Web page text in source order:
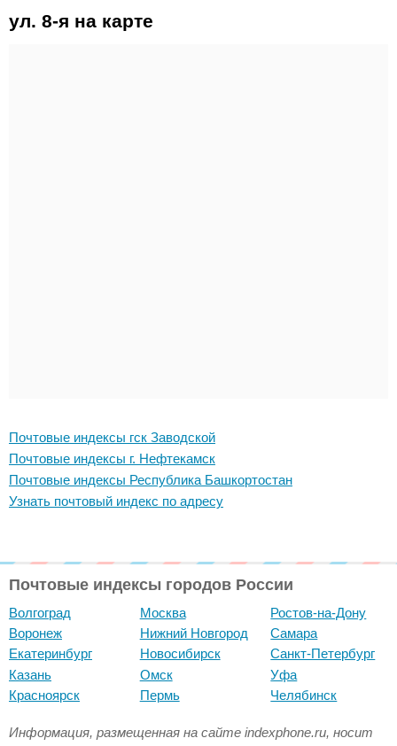
ул. 8-я на карте
Почтовые индексы гск Заводской
Почтовые индексы г. Нефтекамск
Почтовые индексы Республика Башкортостан
Узнать почтовый индекс по адресу
Почтовые индексы городов России
Волгоград
Воронеж
Екатеринбург
Казань
Красноярск
Москва
Нижний Новгород
Новосибирск
Омск
Пермь
Ростов-на-Дону
Самара
Санкт-Петербург
Уфа
Челябинск
Информация, размещенная на сайте indexphone.ru, носит